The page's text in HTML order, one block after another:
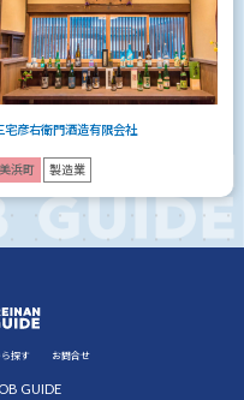
宅彦右衛門酒造有限会社
美浜町 製造業
探す お問合せ
GUIDE